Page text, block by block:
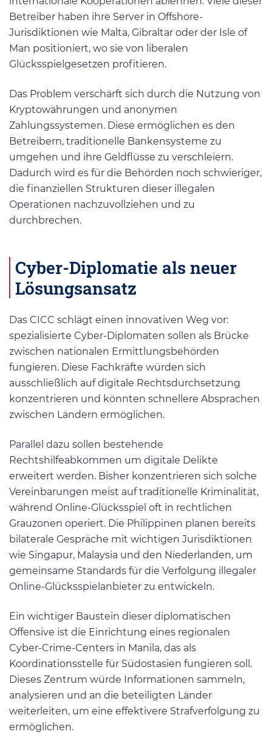
Betreiber haben ihre Server in Offshore-
Jurisdiktionen wie Malta, Gibraltar oder der Isle of
Man positioniert, wo sie von liberalen
Glücksspielgesetzen profitieren.
Das Problem verschärft sich durch die Nutzung von
Kryptowährungen und anonymen
Zahlungssystemen. Diese ermöglichen es den
Betreibern, traditionelle Bankensysteme zu
umgehen und ihre Geldflüsse zu verschleiern.
Dadurch wird es für die Behörden noch schwieriger,
die finanziellen Strukturen dieser illegalen
Operationen nachzuvollziehen und zu
durchbrechen.
Cyber-Diplomatie als neuer
Lösungsansatz
Das CICC schlägt einen innovativen Weg vor:
spezialisierte Cyber-Diplomaten sollen als Brücke
zwischen nationalen Ermittlungsbehörden
fungieren. Diese Fachkräfte würden sich
ausschließlich auf digitale Rechtsdurchsetzung
konzentrieren und könnten schnellere Absprachen
zwischen Ländern ermöglichen.
Parallel dazu sollen bestehende
Rechtshilfeabkommen um digitale Delikte
erweitert werden. Bisher konzentrieren sich solche
Vereinbarungen meist auf traditionelle Kriminalität,
während Online-Glücksspiel oft in rechtlichen
Grauzonen operiert. Die Philippinen planen bereits
bilaterale Gespräche mit wichtigen Jurisdiktionen
wie Singapur, Malaysia und den Niederlanden, um
gemeinsame Standards für die Verfolgung illegaler
Online-Glücksspielanbieter zu entwickeln.
Ein wichtiger Baustein dieser diplomatischen
Offensive ist die Einrichtung eines regionalen
Cyber-Crime-Centers in Manila, das als
Koordinationsstelle für Südostasien fungieren soll.
Dieses Zentrum würde Informationen sammeln,
analysieren und an die beteiligten Länder
weiterleiten, um eine effektivere Strafverfolgung zu
ermöglichen.